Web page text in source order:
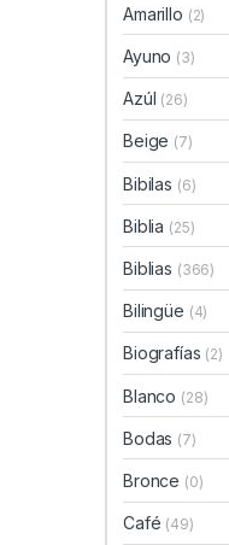
Amarillo (2)
Ayuno (3)
Azúl (26)
Beige (7)
Bibilas (6)
Biblia (25)
Biblias (366)
Bilingüe (4)
Biografías (2)
Blanco (28)
Bodas (7)
Bronce (0)
Café (49)